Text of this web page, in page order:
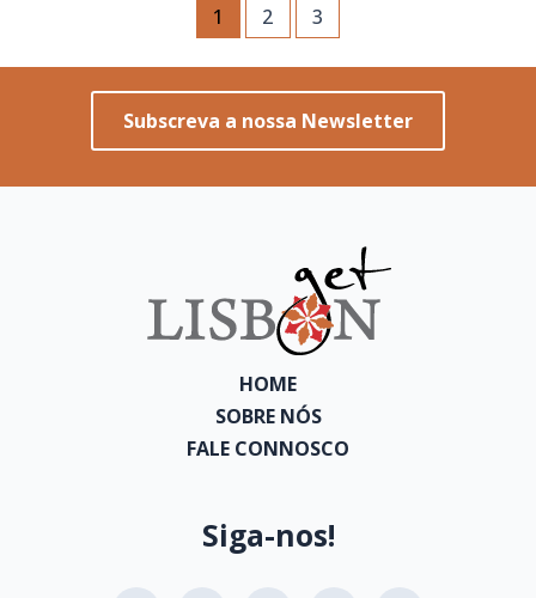
1 2 3
Subscreva a nossa Newsletter
HOME
SOBRE NÓS
FALE CONNOSCO
Siga-nos!